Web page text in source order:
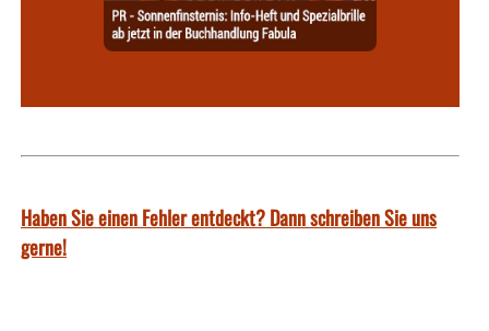
Haben Sie einen Fehler entdeckt? Dann schreiben Sie uns
gerne!